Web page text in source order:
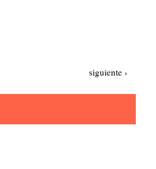
Siguiente
siguiente ›